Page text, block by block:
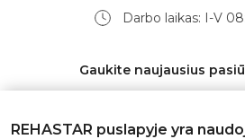
Darbo laikas: I-V
Gaukite naujausius
REHASTAR puslapyje yra